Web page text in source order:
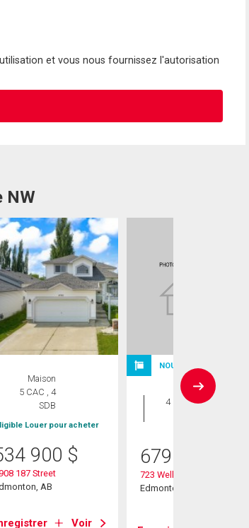
et vous nous fournissez l'autorisation
NW
Maison
5 CAC , 4
SDB
Louer pour acheter
900 $
187 Street
AB
Voir
NOUVELLE INSCRIPTION
Maison
4 CAC , 3
679 900
723 Wells Wynd Nw
Edmonton, AB